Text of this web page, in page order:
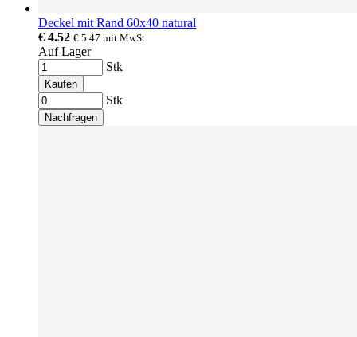
Deckel mit Rand 60x40 natural
€ 4.52 € 5.47 mit MwSt
Auf Lager
Stk
Kaufen
Stk
Nachfragen